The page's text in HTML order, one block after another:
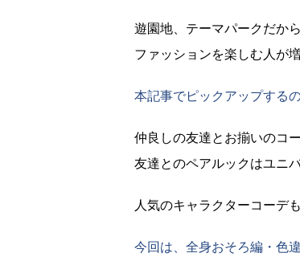
遊園地、テーマパークだか
ファッションを楽しむ人が
本記事でピックアップする
仲良しの友達とお揃いのコ
友達とのペアルックはユニ
人気のキャラクターコーデ
今回は、全身おそろ編・色